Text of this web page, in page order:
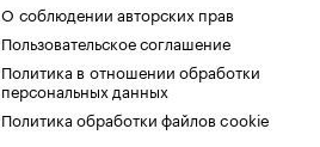
О соблюдении авторских прав
Пользовательское соглашение
Политика в отношении обработки
персональных данных
Политика обработки файлов cookie